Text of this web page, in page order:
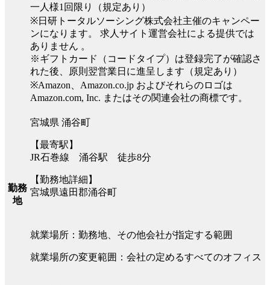
一人様1回限り（規定あり）
※日研トータルソーシング株式会社主催のキャンペー
ンになります。 求人サイト運営会社による提供では
ありません 。
※ギフトカード（コードタイプ）は登録完了が確認さ
れた後、原則翌営業日に進呈します（規定あり）
※Amazon、Amazon.co.jp およびそれらのロゴは
Amazon.com, Inc. またはその関連会社の商標です。
勤務
地
宮城県 涌谷町
【最寄駅】
JR石巻線 涌谷駅 徒歩8分
【勤務地詳細】
宮城県遠田郡涌谷町
就業場所：勤務地、その他会社が指定する範囲
就業場所の変更範囲：会社の定めるすべてのオフィス